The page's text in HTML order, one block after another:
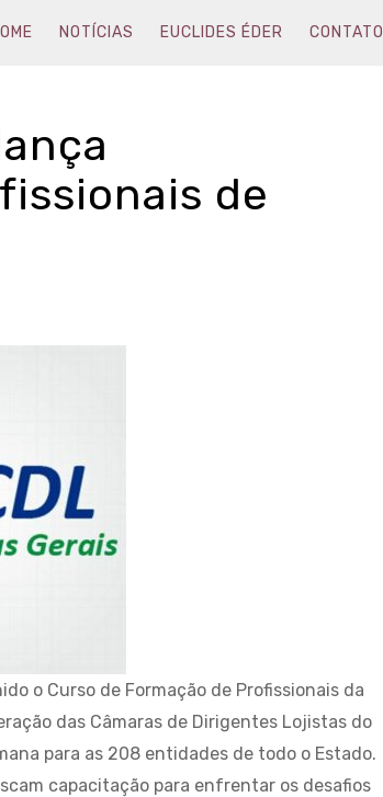
NOTÍCIAS EUCLIDES ÉDER CONTATO
de
o Curso de Formação de Profissionais da
das Câmaras de Dirigentes Lojistas do
para as 208 entidades de todo o Estado.
capacitação para enfrentar os desafios